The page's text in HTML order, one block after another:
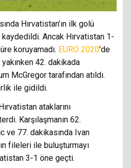
Hırvatistan’ın ilk golü
Ancak Hırvatistan 1-
koruyamadı. EURO 2020’de
42. dakikada
McGregor tarafından atıldı.
ile gidildi.
ataklarını
Karşılaşmanın 62.
ve 77. dakikasında Ivan
fileleri ile buluşturmayı
3-1 öne geçti.